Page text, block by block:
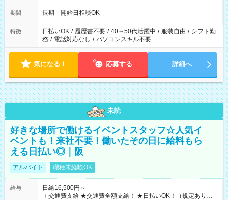
期間 長期 開始日相談OK
特徴 日払いOK / 履歴書不要 / 40～50代活躍中 / 服装自由 / シフト勤
務 / 電話対応なし / パソコンスキル不要
気になる！ 応募する 詳細へ
未読
好きな場所で働けるイベントスタッフ☆人気イ
ベントも！来社不要！働いたその日に給料もら
える日払い◎｜阪
アルバイト 職種未経験OK
給与
日給16,500円～
＋交通費支給 ★交通費全額支給！ ★日払いOK！（規定あり） ┗